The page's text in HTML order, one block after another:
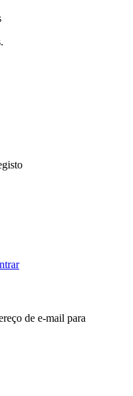
de e-mail para